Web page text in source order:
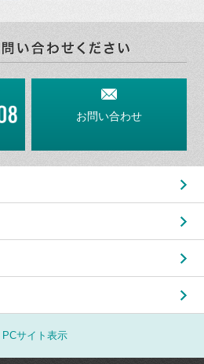
お問い合わせ
PCサイト表示